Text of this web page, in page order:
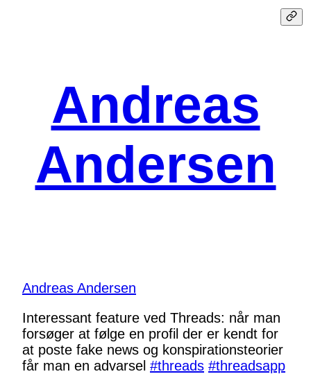
Andreas
Andersen
Andreas Andersen
Interessant feature ved Threads: når man
forsøger at følge en profil der er kendt for
at poste fake news og konspirationsteorier
får man en advarsel #threads #threadsapp